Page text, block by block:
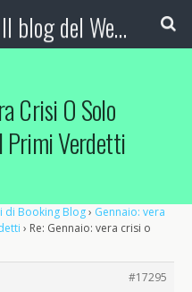
Booking Blog™ - Il blog del Web Marketing Turistico
Crisi O Solo
Primi Verdetti
di Booking Blog› Gennaio: vera
› Re: Gennaio: vera crisi o
#17295